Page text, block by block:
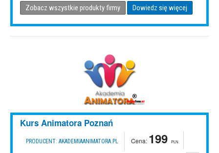
Zobacz wszystkie produkty firmy Dowiedz się więcej
Kurs Animatora Poznań
PRODUCENT: AKADEMIAANIMATORA.PL Cena: 199 PLN